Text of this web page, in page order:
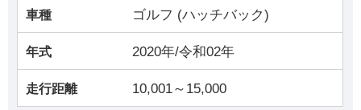
車種 ゴルフ (ハッチバック)
年式 2020年/令和02年
走行距離 10,001～15,000